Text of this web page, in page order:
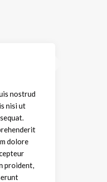
nostrud
nisi ut
dolore
proident,